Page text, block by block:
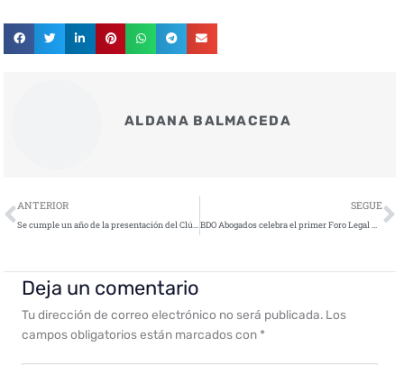
ALDANA BALMACEDA
Ant
ANTERIOR
Se cumple un año de la presentación del Clúster de Inteligencia Artificial de la Comunidad de Madrid
SEGUE
BDO Abogados celebra el primer Foro Legal de Defensa y Seguridad en España
Deja un comentario
Tu dirección de correo electrónico no será publicada. Los
campos obligatorios están marcados con *